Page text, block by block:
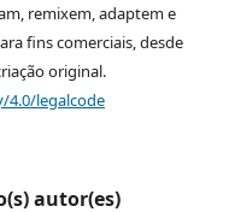
remixem, adaptem e
fins comerciais, desde
original.
4.0/legalcode
autor(es)